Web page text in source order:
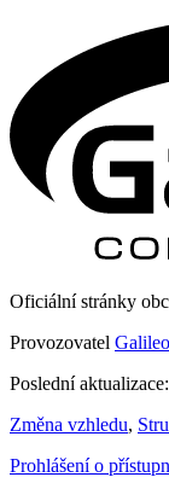
Oficiální stránky
Provozovatel
Poslední
Změna vzhledu,
Prohlášení o